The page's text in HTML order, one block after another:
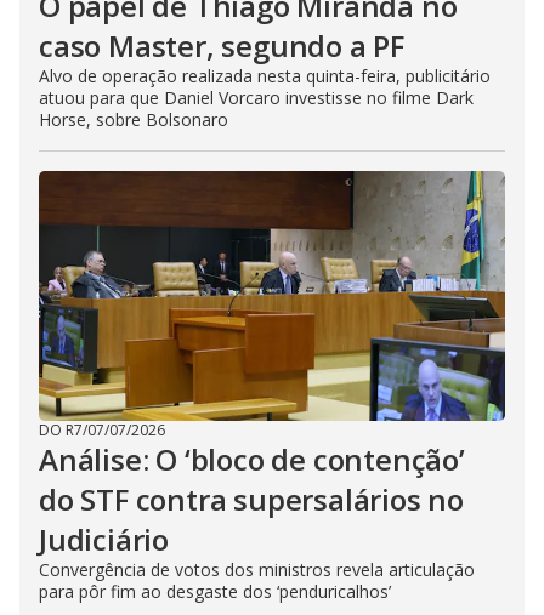
caso Master, segundo a PF
Alvo de operação realizada nesta quinta-feira, publicitário
atuou para que Daniel Vorcaro investisse no filme Dark
Horse, sobre Bolsonaro
DO R7/07/07/2026
Análise: O ‘bloco de contenção’
do STF contra supersalários no
Judiciário
Convergência de votos dos ministros revela articulação
para pôr fim ao desgaste dos ‘penduricalhos’